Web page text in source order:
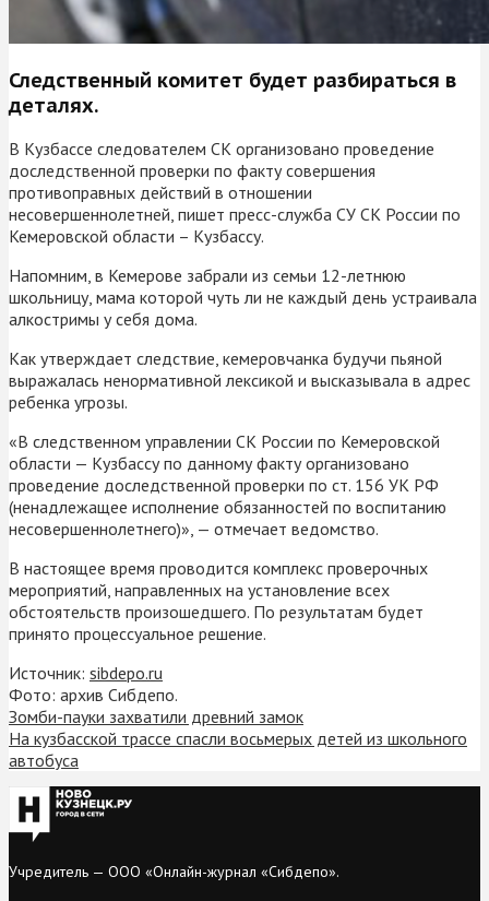
Следственный комитет будет разбираться в
деталях.
В Кузбассе следователем СК организовано проведение
доследственной проверки по факту совершения
противоправных действий в отношении
несовершеннолетней, пишет пресс-служба СУ СК России по
Кемеровской области – Кузбассу.
Напомним, в Кемерове забрали из семьи 12-летнюю
школьницу, мама которой чуть ли не каждый день устраивала
алкостримы у себя дома.
Как утверждает следствие, кемеровчанка будучи пьяной
выражалась ненормативной лексикой и высказывала в адрес
ребенка угрозы.
«В следственном управлении СК России по Кемеровской
области — Кузбассу по данному факту организовано
проведение доследственной проверки по ст. 156 УК РФ
(ненадлежащее исполнение обязанностей по воспитанию
несовершеннолетнего)», — отмечает ведомство.
В настоящее время проводится комплекс проверочных
мероприятий, направленных на установление всех
обстоятельств произошедшего. По результатам будет
принято процессуальное решение.
Источник: sibdepo.ru
Фото: архив Сибдепо.
Зомби-пауки захватили древний замок
На кузбасской трассе спасли восьмерых детей из школьного
автобуса
Учредитель — ООО «Онлайн-журнал «Сибдепо».